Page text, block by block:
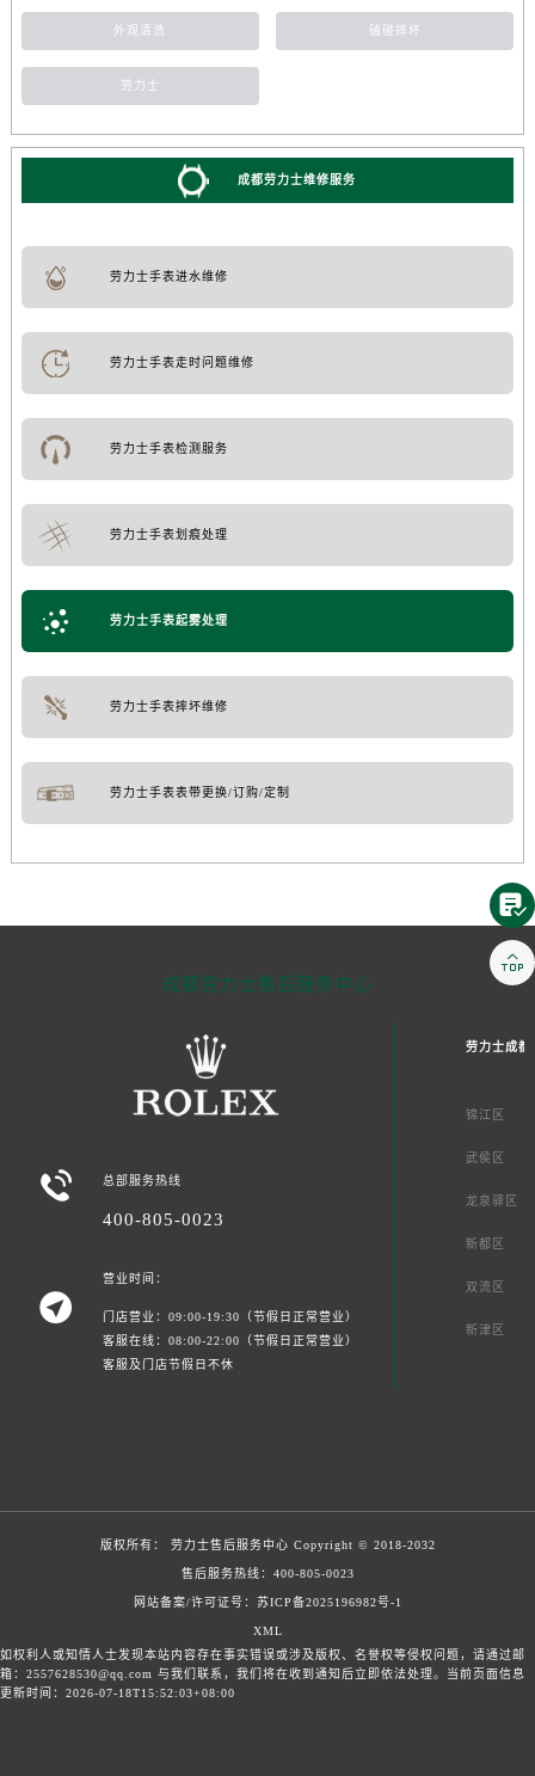
外观清洗 磕碰摔坏
劳力士
成都劳力士维修服务
劳力士手表进水维修
劳力士手表走时问题维修
劳力士手表检测服务
劳力士手表划痕处理
劳力士手表起雾处理
劳力士手表摔坏维修
劳力士手表表带更换/订购/定制
成都劳力士售后服务中心
 总部服务热线
400-805-0023

营业时间：
门店营业：09:00-19:30（节假日正常营业）
客服在线：08:00-22:00（节假日正常营业）
客服及门店节假日不休
劳力士成都
锦江区
武侯区
龙泉驿区
新都区
双流区
新津区
版权所有： 劳力士售后服务中心 Copyright © 2018-2032
售后服务热线： 400-805-0023
网站备案/许可证号：苏ICP备2025196982号-1
XML
如权利人或知情人士发现本站内容存在事实错误或涉及版权、名誉权等侵权问题，请通过邮
箱：2557628530@qq.com 与我们联系，我们将在收到通知后立即依法处理。当前页面信息
更新时间：2026-07-18T15:52:03+08:00

